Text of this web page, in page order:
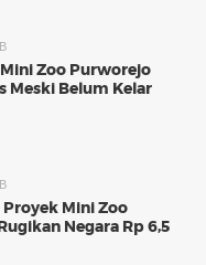
Zoo Purworejo
Meski Belum Kelar
Mini Zoo
Negara Rp 6,5